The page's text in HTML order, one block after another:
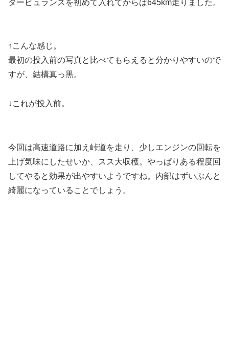
タービュランスを初めて入れてからは645km走りました。
↑こんな感じ。
最初の投入前の写真と比べてもらえると分かりやすいので
すが、結構真っ黒。
↓これが投入前。
今回は高速道路に加え峠道を走り、少しエンジンの回転を
上げ気味にしたせいか、スス大収穫。やっぱりある程度回
してやると効果が出やすいようですね。内部はずいぶんと
綺麗になっていることでしょう。